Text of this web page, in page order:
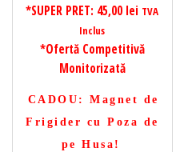
*SUPER PRET: 45,00 lei TVA
Inclus
*Ofertă Competitivă
Monitorizată
CADOU : Magnet de
Frigider cu Poza de
pe Husa!